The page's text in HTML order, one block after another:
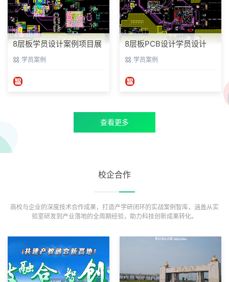
8层板学员设计案例项目展
示 学员案例
8层板PCB设计学员设计
学员案例
查看更多
校企合作
高校与企业的深度技术合作成果，打造产学研闭环的实战案例智库，涵盖从实
验室研发到产业落地的全周期经验，助力科技创新成果转化。